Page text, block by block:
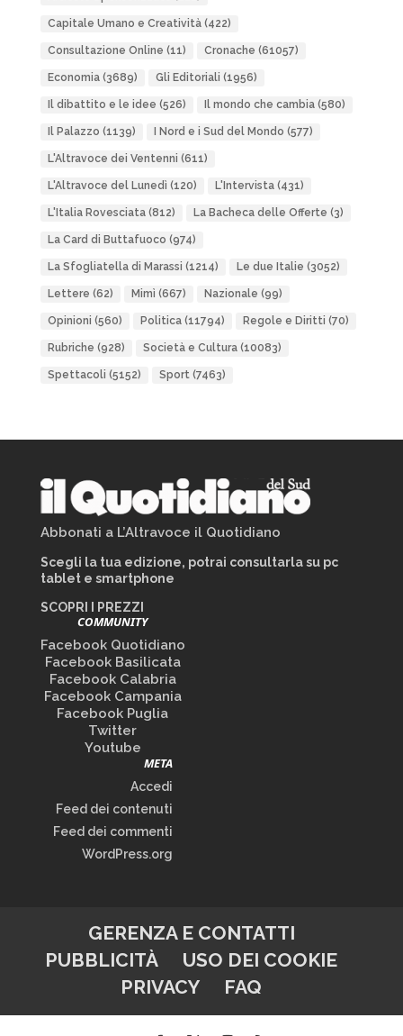
Capitale Umano e Creatività(422)
Consultazione Online (11) Cronache (61057)
Economia(3689) Gli Editoriali (1956)
Il dibattito e le idee (526) Il mondo che cambia(580)
Il Palazzo (1139) I Nord e i Sud del Mondo (577)
L'Altravoce dei Ventenni (611)
L'Altravoce del Lunedì (120) L'Intervista(431)
L'Italia Rovesciata(812) La Bacheca delle Offerte (3)
La Card di Buttafuoco (974)
La Sfogliatella di Marassi (1214) Le due Italie (3052)
Lettere (62) Mimì (667) Nazionale (99)
Opinioni (560) Politica(11794) Regole e Diritti (70)
Rubriche (928) Società e Cultura(10083)
Spettacoli (5152) Sport(7463)
Abbonati a L’Altravoce il Quotidiano
Scegli la tua edizione, potrai consultarla su pc
tablet e smartphone
SCOPRI I PREZZI
COMMUNITY
Facebook Quotidiano
Facebook Basilicata
Facebook Calabria
Facebook Campania
Facebook Puglia
Twitter
Youtube
META
Accedi
Feed dei contenuti
Feed dei commenti
WordPress.org
GERENZA E CONTATTI
PUBBLICITÀ
USO DEI COOKIE
PRIVACY
FAQ